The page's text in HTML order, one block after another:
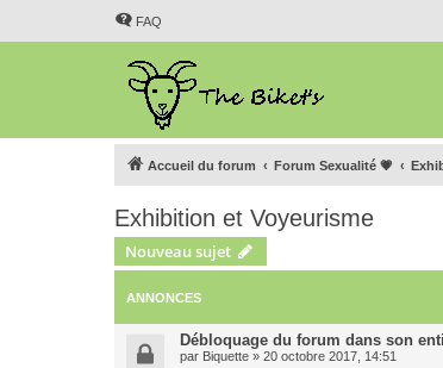
FAQ
Accueil du forum Forum Sexualité 💗
Exhibition et Voyeurisme
Nouveau sujet
ANNONCES
Débloquage du forum dans son
par Biquette » 20 octobre 2017, 14:51